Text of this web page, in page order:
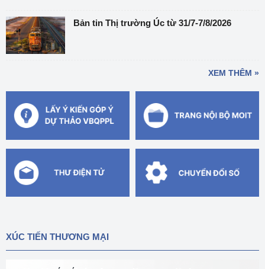
Bản tin Thị trường Úc từ 31/7-7/8/2026
XEM THÊM »
XÚC TIẾN THƯƠNG MẠI